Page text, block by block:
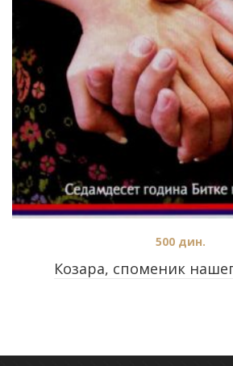
Козара, споменик
500 дин.